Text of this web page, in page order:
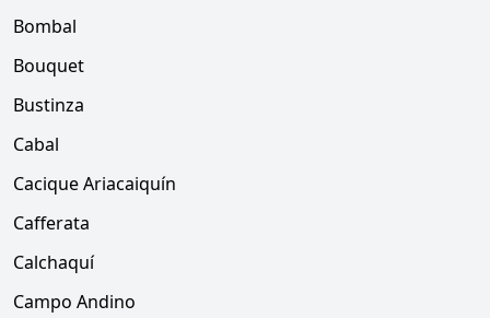
Bombal
Bouquet
Bustinza
Cabal
Cacique Ariacaiquín
Cafferata
Calchaquí
Campo Andino